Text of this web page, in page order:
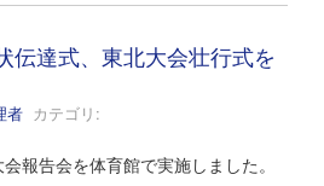
伝達式、東北大会壮行式を
者 カテゴリ:
報告会を体育館で実施しました。